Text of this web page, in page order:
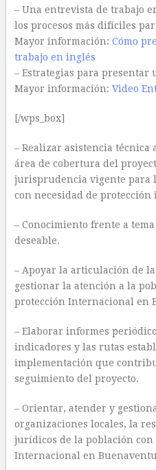
– Una entrevista de trabajo
los procesos más difíciles
Mayor información: Cómo
trabajo en inglés
– Estrategias para presentar
Mayor información: Video
[/wps_box]
– Realizar asistencia técnica
área de cobertura del
jurisprudencia vigente para
con necesidad de
– Conocimiento frente a
deseable.
– Apoyar la articulación de
gestionar la atención a la
protección Internacional en
– Elaborar informes
indicadores y las rutas
implementación que
seguimiento del proyecto.
– Orientar, atender y
organizaciones locales, la
jurídicos de la población con
Internacional en